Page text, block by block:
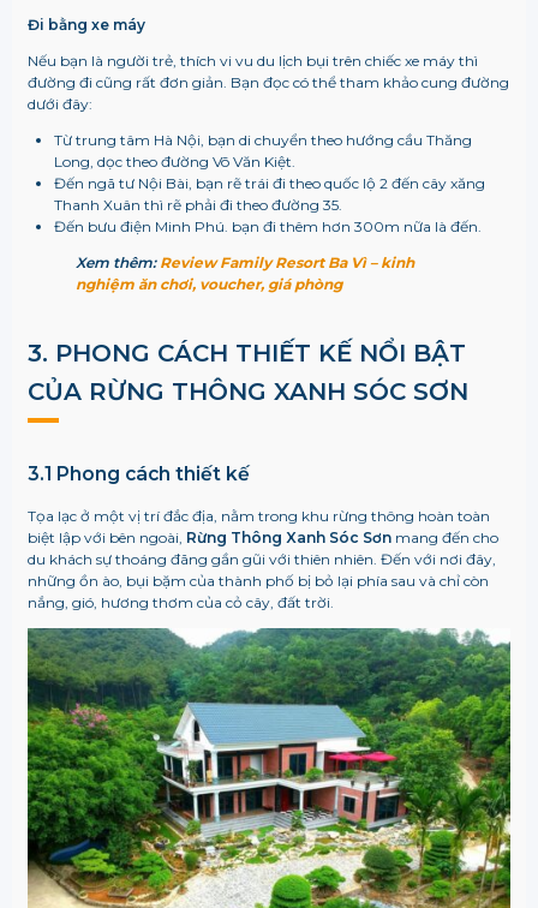
Đi bằng xe máy
Nếu bạn là người trẻ, thích vi vu du lịch bụi trên chiếc xe máy thì
đường đi cũng rất đơn giản. Bạn đọc có thể tham khảo cung đường
dưới đây:
Từ trung tâm Hà Nội, bạn di chuyển theo hướng cầu Thăng
Long, dọc theo đường Võ Văn Kiệt.
Đến ngã tư Nội Bài, bạn rẽ trái đi theo quốc lộ 2 đến cây xăng
Thanh Xuân thì rẽ phải đi theo đường 35.
Đến bưu điện Minh Phú. bạn đi thêm hơn 300m nữa là đến.
Xem thêm: Review Family Resort Ba Vì – kinh
nghiệm ăn chơi, voucher, giá phòng
3. PHONG CÁCH THIẾT KẾ NỔI BẬT
CỦA RỪNG THÔNG XANH SÓC SƠN
3.1 Phong cách thiết kế
Tọa lạc ở một vị trí đắc địa, nằm trong khu rừng thông hoàn toàn
biệt lập với bên ngoài, Rừng Thông Xanh Sóc Sơnmang đến cho
du khách sự thoáng đãng gần gũi với thiên nhiên. Đến với nơi đây,
những ồn ào, bụi bặm của thành phố bị bỏ lại phía sau và chỉ còn
nắng, gió, hương thơm của cỏ cây, đất trời.